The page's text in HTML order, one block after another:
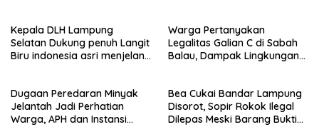
(dewan pimpinan cabang)
Partai Demokrat Lampung
Selatan gelar aksi bersih-
Kepala DLH Lampung
Selatan Dukung penuh Langit
Biru indonesia asri menjelang
Warga Pertanyakan
Legalitas Galian C di Sabah
Balau, Dampak Lingkungan
Dugaan Peredaran Minyak
Jelantah Jadi Perhatian
Warga, APH dan Instansi
Bea Cukai Bandar Lampung
Disorot, Sopir Rokok Ilegal
Dilepas Meski Barang Bukti